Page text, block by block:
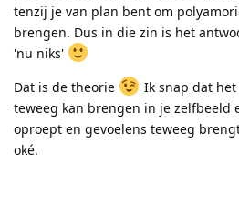
tenzij je van plan bent om
brengen. Dus in die zin is het
'nu niks'
Dat is de theorie
Ik snap dat
teweeg kan brengen in je zelfbeeld
oproept en gevoelens teweeg
oké.